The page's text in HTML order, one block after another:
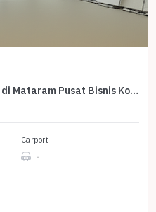
Gedung dan Gudang Strategis di Mataram Pusat Bisnis Kota Semarang
Carport
-